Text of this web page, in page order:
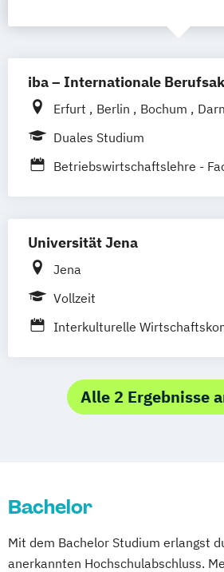
iba – Internationale
Erfurt Berlin Bochum
Hamburg
Heidelberg
Online-Campus
Duales Studium
Betriebswirtschaftslehre -
Marketingkommunikation /
Universität Jena
Jena
Vollzeit
Interkulturelle
Alle 2 Ergebnisse
Bachelor
Mit dem Bachelor Studium erlangst
anerkannten Hochschulabschluss.